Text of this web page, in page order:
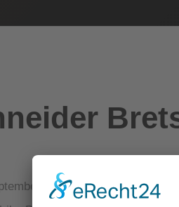
1989 gegründet –im